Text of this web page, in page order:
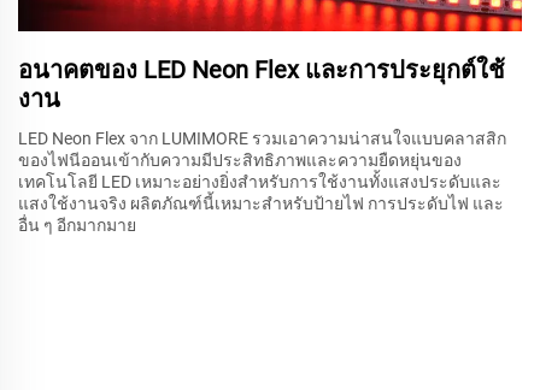
อนาคตของ LED Neon Flex และการประยุกต์ใช้
งาน
LED Neon Flex จาก LUMIMORE รวมเอาความน่าสนใจแบบคลาสสิก
ของไฟนีออนเข้ากับความมีประสิทธิภาพและความยืดหยุ่นของ
เทคโนโลยี LED เหมาะอย่างยิ่งสำหรับการใช้งานทั้งแสงประดับและ
แสงใช้งานจริง ผลิตภัณฑ์นี้เหมาะสำหรับป้ายไฟ การประดับไฟ และ
อื่น ๆ อีกมากมาย